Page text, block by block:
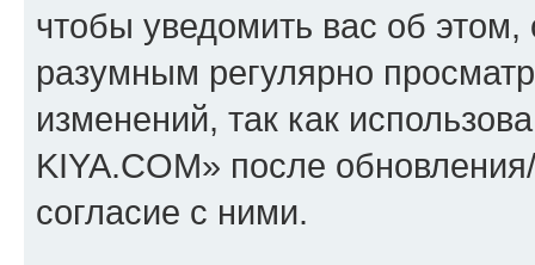
чтобы уведомить вас об
разумным регулярно
изменений, так как
KIYA.COM» после
согласие с ними.